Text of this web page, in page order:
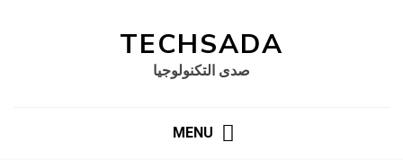
TECHSADA
صدى التكنولوجيا
MENU